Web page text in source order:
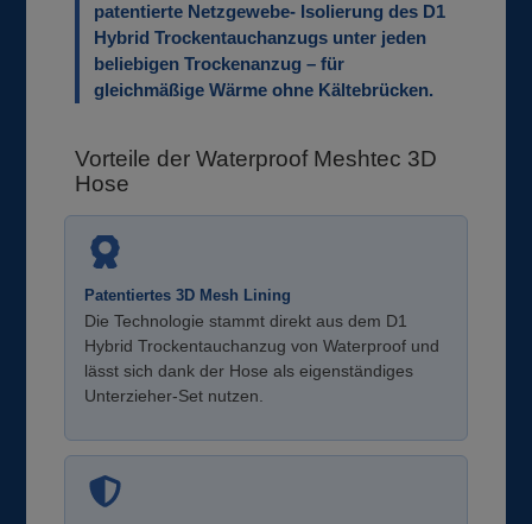
patentierte Netzgewebe- Isolierung des D1
Hybrid Trockentauchanzugs unter jeden
beliebigen Trockenanzug – für
gleichmäßige Wärme ohne Kältebrücken.
Vorteile der Waterproof Meshtec 3D
Hose
Patentiertes 3D Mesh Lining
Die Technologie stammt direkt aus dem D1
Hybrid Trockentauchanzug von Waterproof und
lässt sich dank der Hose als eigenständiges
Unterzieher-Set nutzen.